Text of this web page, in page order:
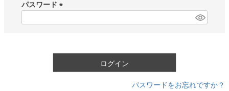
)
パスワード
ログイン
パスワードをお忘れですか？